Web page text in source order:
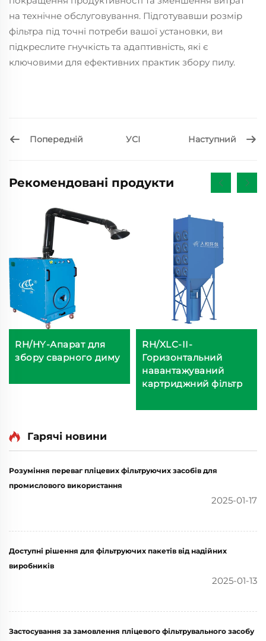
на технічне обслуговування. Підготувавши розмір
фільтра під точні потреби вашої установки, ви
підкреслите гнучкість та адаптивність, які є
ключовими для ефективних практик збору пилу.
Попередній УСІ Наступний
Рекомендовані продукти
RH/HY-Апарат для
збору сварного диму
RH/XLC-II-
Горизонтальний
навантажуваний
картриджний фільтр
Гарячі новини
Розуміння переваг пліцевих фільтруючих засобів для
промислового використання
2025-01-17
Доступні рішення для фільтруючих пакетів від надійних
виробників
2025-01-13
Застосування за замовлення пліцевого фільтрувального засобу